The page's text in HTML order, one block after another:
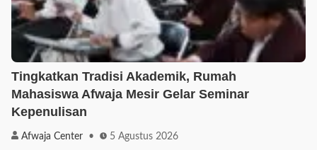
Tingkatkan Tradisi Akademik, Rumah
Mahasiswa Afwaja Mesir Gelar Seminar
Kepenulisan
Afwaja Center 5 Agustus 2026